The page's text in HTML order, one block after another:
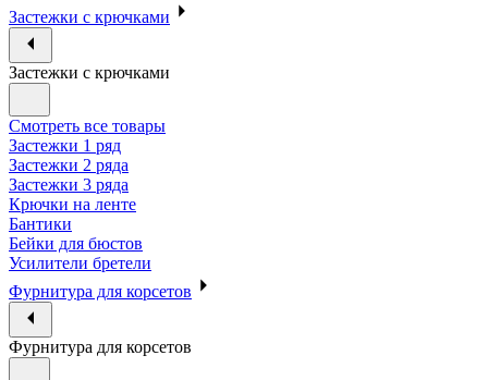
Застежки с крючками
Застежки с крючками
Смотреть все товары
Застежки 1 ряд
Застежки 2 ряда
Застежки 3 ряда
Крючки на ленте
Бантики
Бейки для бюстов
Усилители бретели
Фурнитура для корсетов
Фурнитура для корсетов